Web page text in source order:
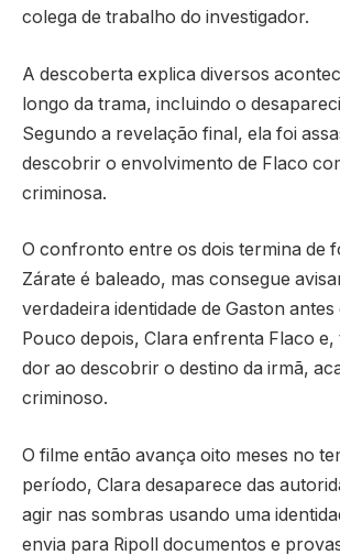
colega de trabalho do investigador.
A descoberta explica diversos
longo da trama, incluindo o
Segundo a revelação final, ela foi
descobrir o envolvimento de Flaco
criminosa.
O confronto entre os dois termina de
Zárate é baleado, mas consegue
verdadeira identidade de Gaston
Pouco depois, Clara enfrenta Flaco e,
dor ao descobrir o destino da irmã,
criminoso.
O filme então avança oito meses no
período, Clara desaparece das
agir nas sombras usando uma
envia para Ripoll documentos e